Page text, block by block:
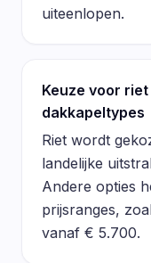
uiteenlopen.
Keuze voor
dakkapeltypes
Riet wordt
landelijke
Andere opties
prijsranges,
vanaf € 5.700.